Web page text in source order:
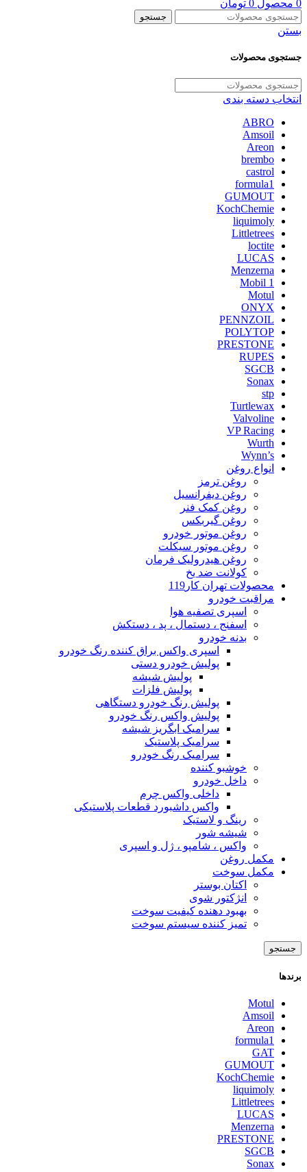
0 محصول 0 تومان
جستجو
بستن
جستجوی محصولات
انتخاب دسته بندی
ABRO
Amsoil
Areon
brembo
castrol
formula1
GUMOUT
KochChemie
liquimoly
Littletrees
loctite
LUCAS
Menzerna
Mobil 1
Motul
ONYX
PENNZOIL
POLYTOP
PRESTONE
RUPES
SGCB
Sonax
stp
Turtlewax
Valvoline
VP Racing
Wurth
Wynn’s
انواع روغن
روغن ترمز
روغن دیفرانسیل
روغن کمک فنر
روغن گیربکس
روغن موتور خودرو
روغن موتور سیکلت
روغن هیدرولیک فرمان
کولانت ضد یخ
محصولات تهران کار119
مراقبت خودرو
اسپری تصفیه هوا
اسفنج ، دستمال ، پد ، دستکش
بدنه خودرو
اسپری واکس براق کننده رنگ خودرو
پولیش خودرو دستی
پولیش شیشه
پولیش فلزات
پولیش رنگ خودرو دستگاهی
پولیش واکس رنگ خودرو
سرامیک ابگریز شیشه
سرامیک پلاستیک
سرامیک رنگ خودرو
خوشبو کننده
داخل خودرو
داخلی واکس چرم
واکس داشبورد قطعات پلاستیکی
رینگ و لاستیک
شیشه شور
واکس ، شامپو ، ژل و اسپری
مکمل روغن
مکمل سوخت
اکتان بوستر
انژکتور شوی
بهبود دهنده کیفیت سوخت
تمیز کننده سیستم سوخت
جستجو
برندها
Motul
Amsoil
Areon
formula1
GAT
GUMOUT
KochChemie
liquimoly
Littletrees
LUCAS
Menzerna
PRESTONE
SGCB
Sonax